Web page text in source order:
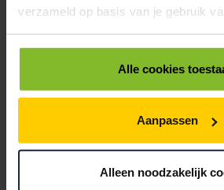
verzameld op basis van je gebruik
Alle cookies
Aanpassen
Alleen noodzakelijk
< 10000
10000
POLYBAKJES A7 + ZIJVAK WIT
10000
€35,17